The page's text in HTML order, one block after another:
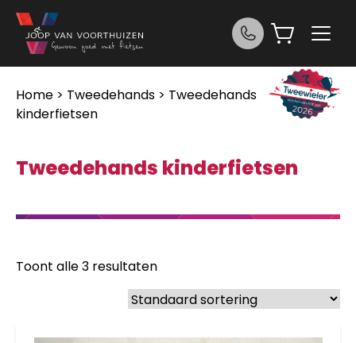
Ga naar de inhoud
Home > Tweedehands > Tweedehands
kinderfietsen
Tweedehands kinderfietsen
Toont alle 3 resultaten